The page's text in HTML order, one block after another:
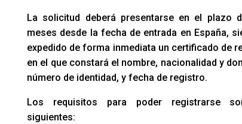
La solicitud deberá presentarse en el plazo
meses desde la fecha de entrada en España,
expedido de forma inmediata un certificado de
en el que constará el nombre, nacionalidad y
número de identidad, y fecha de registro.
Los requisitos para poder registrarse
siguientes: